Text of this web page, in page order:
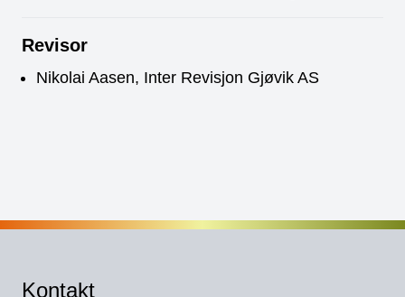
Revisor
Nikolai Aasen, Inter Revisjon Gjøvik AS
Kontakt